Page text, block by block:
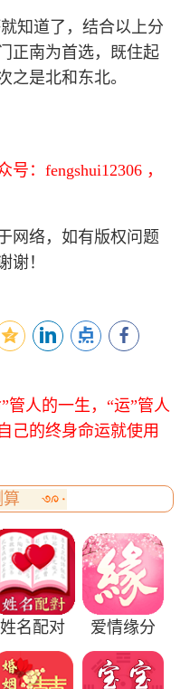
知道了，结合以上分
正南为首选，既住起
之是北和东北。
：fengshui12306 ，
网络，如有版权问题
谢！
管人的一生，“运”管人
己的终身命运就使用
姓名配对 爱情缘分